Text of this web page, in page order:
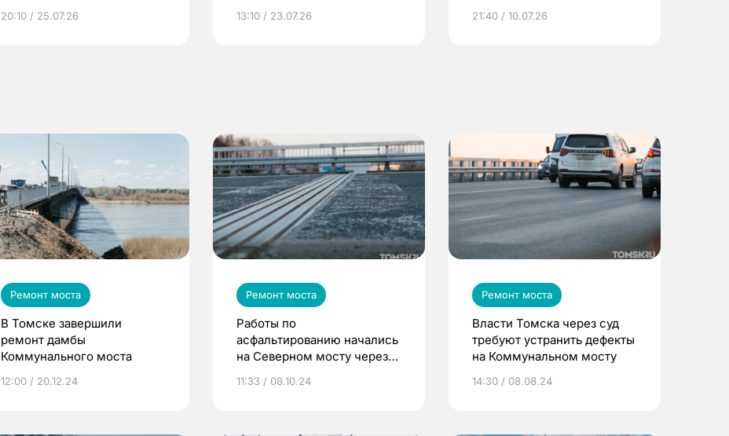
20:10 / 25.07.26
по ОМС!
13:10 / 23.07.26 21:40 / 10.07.26
Ремонт моста
В Томске завершили
ремонт дамбы
Коммунального моста
12:00 / 20.12.24
Ремонт моста
Работы по
асфальтированию начались
на Северном мосту через
11:33 / 08.10.24
Ремонт моста
Власти Томска через суд
требуют устранить дефекты
на Коммунальном мосту
14:30 / 08.08.24